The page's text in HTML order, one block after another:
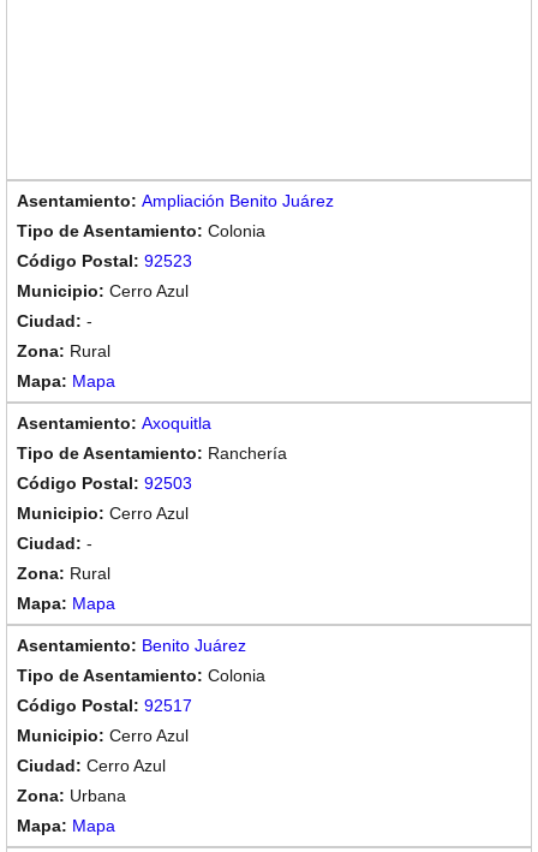
Ampliación Benito Juárez
Colonia
92523
Cerro Azul
-
Rural
Mapa
Axoquitla
Ranchería
92503
Cerro Azul
-
Rural
Mapa
Benito Juárez
Colonia
92517
Cerro Azul
Cerro Azul
Urbana
Mapa